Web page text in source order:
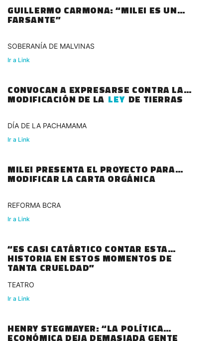
GUILLERMO CARMONA: “MILEI ES UN
FARSANTE”
SOBERANÍA DE MALVINAS
Ir a Link
CONVOCAN A EXPRESARSE CONTRA LA
MODIFICACIÓN DE LA LEY DE TIERRAS
DÍA DE LA PACHAMAMA
Ir a Link
MILEI PRESENTA EL PROYECTO PARA
MODIFICAR LA CARTA ORGÁNICA
REFORMA BCRA
Ir a Link
“ES CASI CATÁRTICO CONTAR ESTA
HISTORIA EN ESTOS MOMENTOS DE
TANTA CRUELDAD”
TEATRO
Ir a Link
HENRY STEGMAYER: “LA POLÍTICA
ECONÓMICA DEJA DEMASIADA GENTE